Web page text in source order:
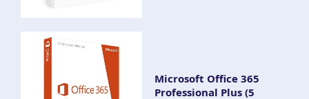
Microsoft Office 365
Professional Plus (5